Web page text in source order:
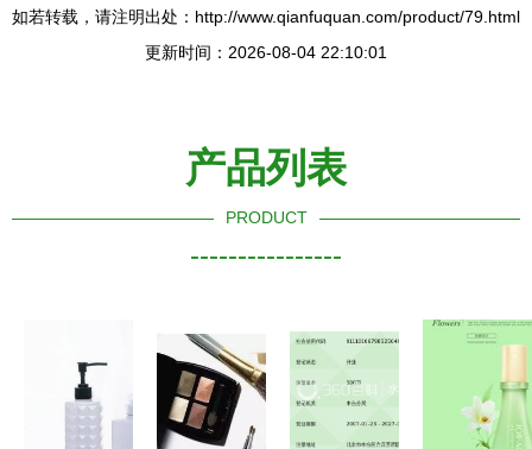
如若转载，请注明出处：http://www.qianfuquan.com/product/79.html
更新时间：2026-08-04 22:10:01
产品列表
PRODUCT
----------------